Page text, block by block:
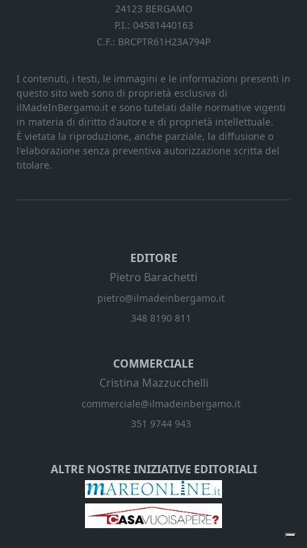
24123 BERGAMO
P.I.: 04581440163
C.F.: BRCPTR61H23A794P
I contenuti, i testi, le immagini e le informazioni presenti in
questo sito web sono di proprietà esclusiva di
ilMadeInBergamo.it e sono tutelati dalle normative vigenti
in materia di diritto d'autore e di proprietà intellettuale.
È vietata la riproduzione, anche parziale, la diffusione o
l'elaborazione senza preventiva autorizzazione scritta del
titolare.
EDITORE
Pietro Barachetti
pietro@ilmadeinbergamo.it
348 8190 811
COMMERCIALE
Cristina Mazzucchelli
commerciale@ilmadeinbergamo.it
351 9744 943
ALTRE NOSTRE INIZIATIVE EDITORIALI